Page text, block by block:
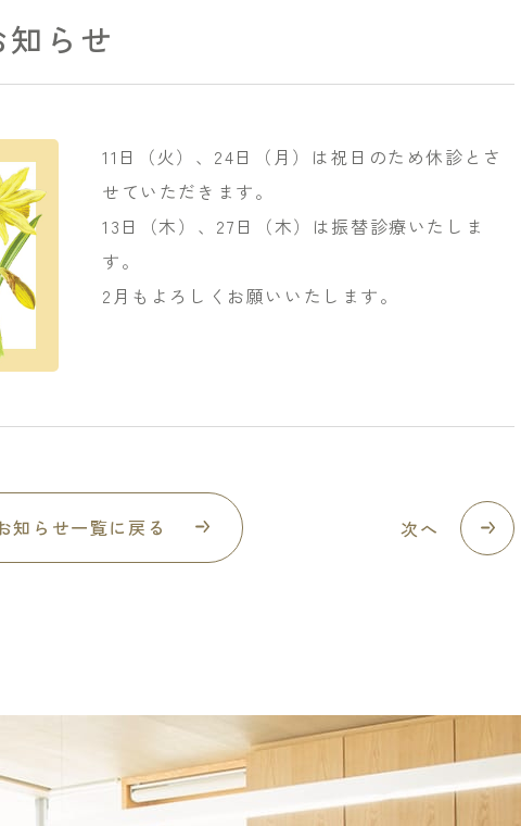
らせ
11日（火）、24日（月）は祝日のため休診とさ
せていただきます。
13日（木）、27日（木）は振替診療いたしま
す。
2月もよろしくお願いいたします。
知らせ一覧に戻る 次へ